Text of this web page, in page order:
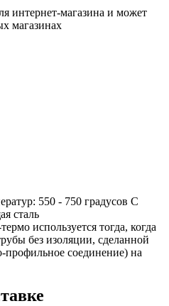
интернет-магазина и может
магазинах
550 - 750 градусов С
сталь
используется тогда, когда
без изоляции, сделанной
профильное соединение) на